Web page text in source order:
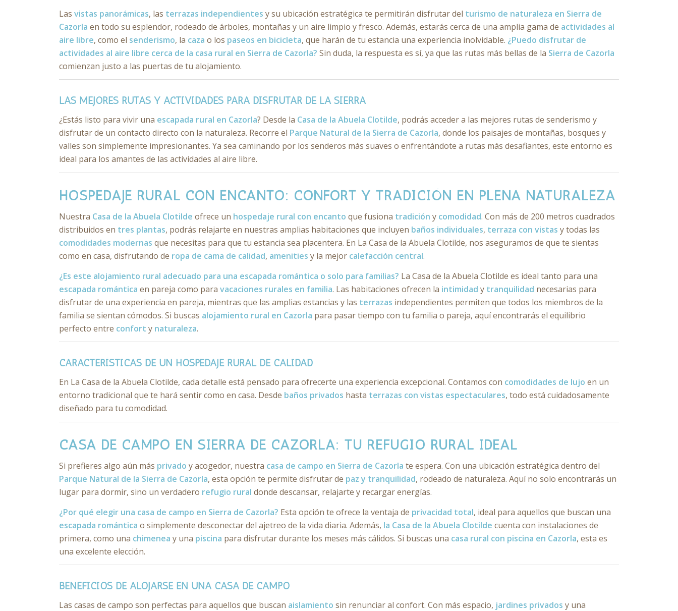
Lasvistas panorámicas, las terrazas independientes y su ubicación estratégica te permitirán disfrutar del turismo de naturaleza en Sierra de
Cazorla en todo su esplendor, rodeado de árboles, montañas y un aire limpio y fresco. Además, estarás cerca de una amplia gama de actividades al
aire libre, como el senderismo, la caza o los paseos en bicicleta, que harán de tu estancia una experiencia inolvidable. ¿Puedo disfrutar de
actividades al aire libre cerca de la casa rural en Sierra de Cazorla? Sin duda, la respuesta es sí, ya que las rutas más bellas de la Sierra de Cazorla
comienzan justo a las puertas de tu alojamiento.
LAS MEJORES RUTAS Y ACTIVIDADES PARA DISFRUTAR DE LA SIERRA
¿Estás listo para vivir una escapada rural en Cazorla? Desde la Casa de la Abuela Clotilde, podrás acceder a las mejores rutas de senderismo y
disfrutar de un contacto directo con la naturaleza. Recorre el Parque Natural de la Sierra de Cazorla, donde los paisajes de montañas, bosques y
valles son simplemente impresionantes. Ya sea caminando por los senderos más suaves o enfrentándote a rutas más desafiantes, este entorno es
ideal para los amantes de las actividades al aire libre.
HOSPEDAJE RURAL CON ENCANTO: CONFORT Y TRADICIÓN EN PLENA NATURALEZA
Nuestra Casa de la Abuela Clotilde ofrece un hospedaje rural con encanto que fusiona tradición y comodidad. Con más de 200 metros cuadrados
distribuidos en tres plantas, podrás relajarte en nuestras amplias habitaciones que incluyen baños individuales, terraza con vistas y todas las
comodidades modernas que necesitas para que tu estancia sea placentera. En La Casa de la Abuela Clotilde, nos aseguramos de que te sientas
como en casa, disfrutando de ropa de cama de calidad, amenities y la mejor calefacción central.
¿Es este alojamiento rural adecuado para una escapada romántica o solo para familias? La Casa de la Abuela Clotilde es ideal tanto para una
escapada romántica en pareja como paravacaciones rurales en familia. Las habitaciones ofrecen la intimidad y tranquilidad necesarias para
disfrutar de una experiencia en pareja, mientras que las amplias estancias y las terrazas independientes permiten que todos los miembros de la
familia se sientan cómodos. Si buscas alojamiento rural en Cazorla para pasar tiempo con tu familia o pareja, aquí encontrarás el equilibrio
perfecto entre confort y naturaleza.
CARACTERÍSTICAS DE UN HOSPEDAJE RURAL DE CALIDAD
En La Casa de la Abuela Clotilde, cada detalle está pensado para ofrecerte una experiencia excepcional. Contamos con comodidades de lujo en un
entorno tradicional que te hará sentir como en casa. Desde baños privados hasta terrazas con vistas espectaculares, todo está cuidadosamente
diseñado para tu comodidad.
CASA DE CAMPO EN SIERRA DE CAZORLA: TU REFUGIO RURAL IDEAL
Si prefieres algo aún más privado y acogedor, nuestra casa de campo en Sierra de Cazorla te espera. Con una ubicación estratégica dentro del
Parque Natural de la Sierra de Cazorla, esta opción te permite disfrutar de paz y tranquilidad, rodeado de naturaleza. Aquí no solo encontrarás un
lugar para dormir, sino un verdadero refugio rural donde descansar, relajarte y recargar energías.
¿Por qué elegir una casa de campo en Sierra de Cazorla? Esta opción te ofrece la ventaja de privacidad total, ideal para aquellos que buscan una
escapada romántica o simplemente desconectar del ajetreo de la vida diaria. Además, la Casa de la Abuela Clotilde cuenta con instalaciones de
primera, como una chimenea y una piscina para disfrutar durante los meses más cálidos. Si buscas una casa rural con piscina en Cazorla, esta es
una excelente elección.
BENEFICIOS DE ALOJARSE EN UNA CASA DE CAMPO
Las casas de campo son perfectas para aquellos que buscan aislamiento sin renunciar al confort. Con más espacio, jardines privados y una